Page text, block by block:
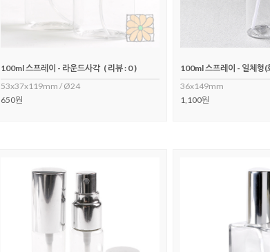
100ml 스프레이 - 라운드사각 ( 리뷰 : 0 )
53x37x119mm / Ø24
650원
100ml 스프레이 - 일체형(
36x149mm
1,100원